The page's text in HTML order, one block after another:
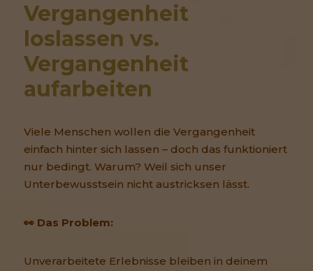
Vergangenheit
loslassen vs.
Vergangenheit
aufarbeiten
Viele Menschen wollen die Vergangenheit
einfach hinter sich lassen – doch das funktioniert
nur bedingt. Warum? Weil sich unser
Unterbewusstsein nicht austricksen lässt.
👀 Das Problem:
Unverarbeitete Erlebnisse bleiben in deinem